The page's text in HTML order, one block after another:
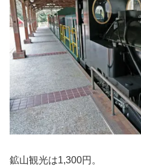
鉱山観光は1,300円。